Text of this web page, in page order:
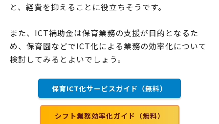
と、経費を抑えることに役立ちそうです。
また、ICT補助金は保育業務の支援が目的となるた
め、保育園などでICT化による業務の効率化について
検討してみるとよいでしょう。
保育ICT化サービスガイド（無料）
シフト業務効率化ガイド（無料）